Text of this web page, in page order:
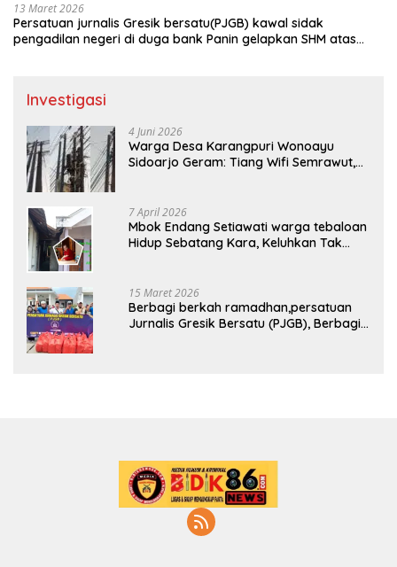
13 Maret 2026
Persatuan jurnalis Gresik bersatu(PJGB) kawal sidak
pengadilan negeri di duga bank Panin gelapkan SHM atas
Investigasi
4 Juni 2026
Warga Desa Karangpuri Wonoayu
Sidoarjo Geram: Tiang Wifi Semrawut,
7 April 2026
Mbok Endang Setiawati warga tebaloan
Hidup Sebatang Kara, Keluhkan Tak
15 Maret 2026
Berbagi berkah ramadhan,persatuan
Jurnalis Gresik Bersatu (PJGB), Berbagi